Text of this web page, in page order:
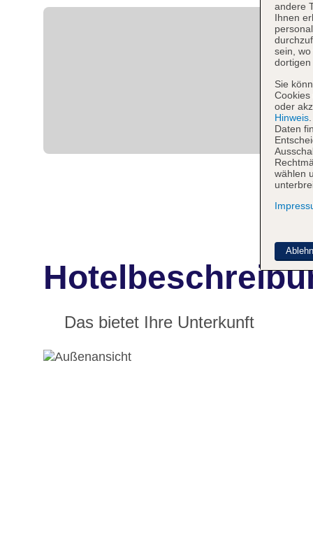
Das bietet Ihre Unterkunft
andere
Ihnen
sein,
Sie
Cookies
oder
Hinweis
Daten
wählen